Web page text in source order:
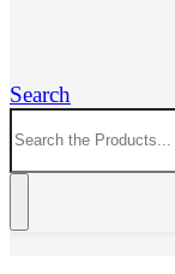
Search